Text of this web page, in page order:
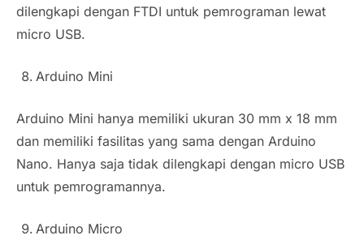
dilengkapi dengan FTDI untuk pemrograman lewat
micro USB.
Arduino Mini
Arduino Mini hanya memiliki ukuran 30 mm x 18 mm
dan memiliki fasilitas yang sama dengan Arduino
Nano. Hanya saja tidak dilengkapi dengan micro USB
untuk pemrogramannya.
Arduino Micro